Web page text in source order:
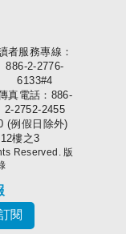
健康
者服務專線：
886-2-2776-
6133#4
真電話：886-
2-2752-2455
(例假日除外)
樓之3
Reserved. 版